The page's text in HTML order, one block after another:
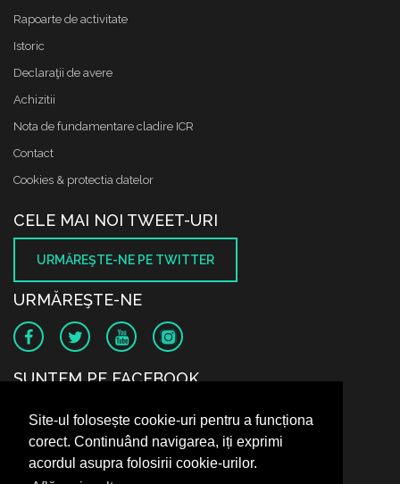
Site-ul folosește cookie-uri pentru a funcționa
corect. Continuând navigarea, iți exprimi
acordul asupra folosirii cookie-urilor.
Rapoarte de activitate
Istoric
Declaraţii de avere
Achizitii
Nota de fundamentare cladire ICR
Contact
Cookies & protectia datelor
CELE MAI NOI TWEET-URI
URMĂREŞTE-NE PE TWITTER
URMĂREŞTE-NE
SUNTEM PE FACEBOOK